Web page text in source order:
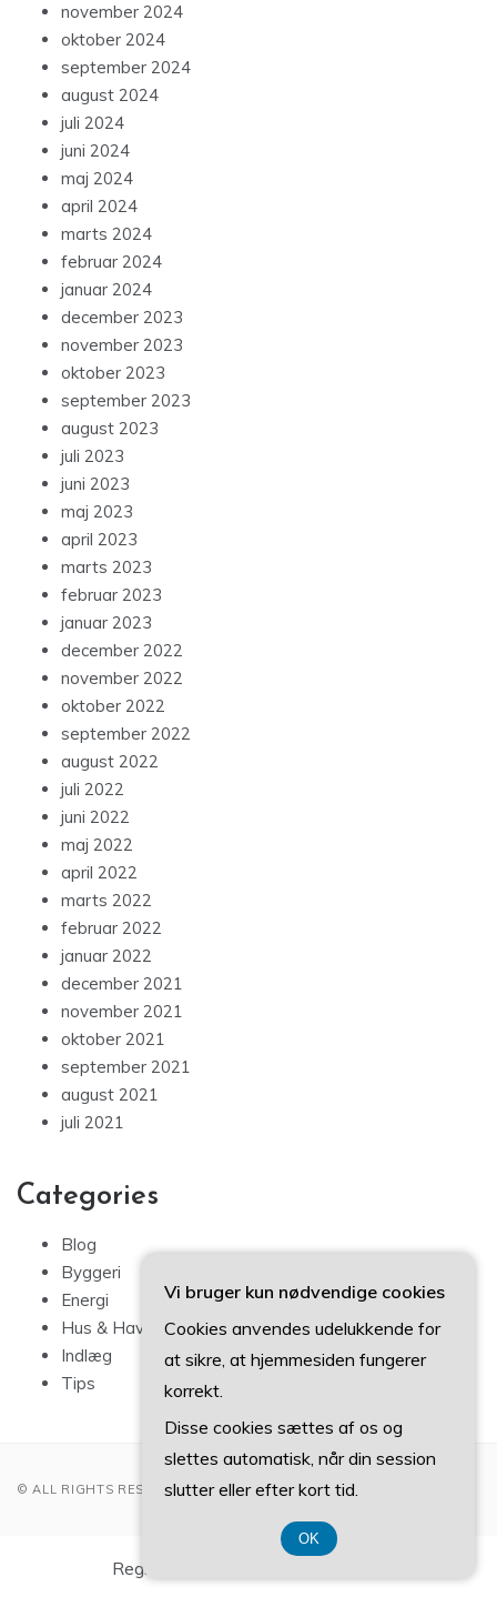
november 2024
oktober 2024
september 2024
august 2024
juli 2024
juni 2024
maj 2024
april 2024
marts 2024
februar 2024
januar 2024
december 2023
november 2023
oktober 2023
september 2023
august 2023
juli 2023
juni 2023
maj 2023
april 2023
marts 2023
februar 2023
januar 2023
december 2022
november 2022
oktober 2022
september 2022
august 2022
juli 2022
juni 2022
maj 2022
april 2022
marts 2022
februar 2022
januar 2022
december 2021
november 2021
oktober 2021
september 2021
august 2021
juli 2021
Categories
Blog
Byggeri
Energi
Hus & Have
Indlæg
Tips
© ALL RIGHTS RESERVED 2022
Registreringsnummer 37 40 77 39
Vi bruger kun nødvendige cookies
Cookies anvendes udelukkende for
at sikre, at hjemmesiden fungerer
korrekt.
Disse cookies sættes af os og
slettes automatisk, når din session
slutter eller efter kort tid.
OK